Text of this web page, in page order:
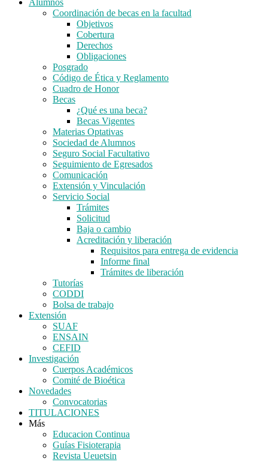
Alumnos
Coordinación de becas en la facultad
Objetivos
Cobertura
Derechos
Obligaciones
Posgrado
Código de Ética y Reglamento
Cuadro de Honor
Becas
¿Qué es una beca?
Becas Vigentes
Materias Optativas
Sociedad de Alumnos
Seguro Social Facultativo
Seguimiento de Egresados
Comunicación
Extensión y Vinculación
Servicio Social
Trámites
Solicitud
Baja o cambio
Acreditación y liberación
Requisitos para entrega de evidencia
Informe final
Trámites de liberación
Tutorías
CODDI
Bolsa de trabajo
Extensión
SUAF
ENSAIN
CEFID
Investigación
Cuerpos Académicos
Comité de Bioética
Novedades
Convocatorias
TITULACIONES
Más
Educacion Continua
Guías Fisioterapia
Revista Ueuetsin